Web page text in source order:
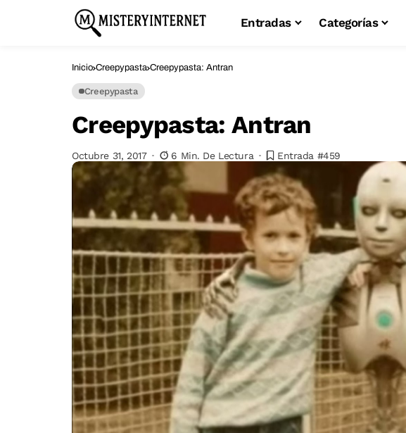
Entradas Categorías
Inicio Creepypasta Creepypasta: Antran
Creepypasta
Creepypasta: Antran
Octubre 31, 2017 6 Min. De Lectura Entrada #459